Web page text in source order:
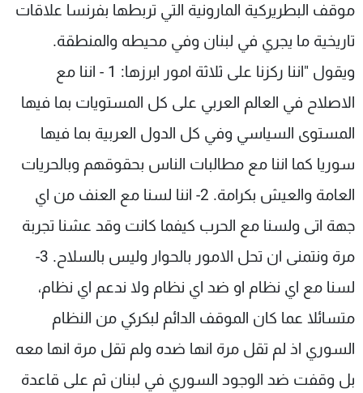
موقف البطريركية المارونية التي تربطها بفرنسا علاقات
تاريخية ما يجري في لبنان وفي محيطه والمنطقة.
ويقول "اننا ركزنا على ثلاثة امور ابرزها: 1 - اننا مع
الاصلاح في العالم العربي على كل المستويات بما فيها
المستوى السياسي وفي كل الدول العربية بما فيها
سوريا كما اننا مع مطالبات الناس بحقوقهم وبالحريات
العامة والعيش بكرامة. 2- اننا لسنا مع العنف من اي
جهة اتى ولسنا مع الحرب كيفما كانت وقد عشنا تجربة
مرة ونتمنى ان تحل الامور بالحوار وليس بالسلاح. 3-
لسنا مع اي نظام او ضد اي نظام ولا ندعم اي نظام،
متسائلا عما كان الموقف الدائم لبكركي من النظام
السوري اذ لم تقل مرة انها ضده ولم تقل مرة انها معه
بل وقفت ضد الوجود السوري في لبنان ثم على قاعدة